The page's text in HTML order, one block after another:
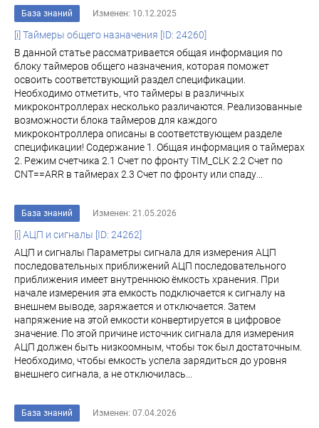
База знаний Изменен: 10.12.2025
[i] Таймеры общего назначения [ID: 24260]
В данной статье рассматривается общая информация по
блоку таймеров общего назначения, которая поможет
освоить соответствующий раздел спецификации.
Необходимо отметить, что таймеры в различных
микроконтроллерах несколько различаются. Реализованные
возможности блока таймеров для каждого
микроконтроллера описаны в соответствующем разделе
спецификации! Содержание 1. Общая информация о таймерах
2. Режим счетчика 2.1 Счет по фронту TIM_CLK 2.2 Счет по
CNT==ARR в таймерах 2.3 Счет по фронту или спаду...
База знаний Изменен: 21.05.2026
[i] АЦП и сигналы [ID: 24262]
АЦП и сигналы Параметры сигнала для измерения АЦП
последовательных приближений АЦП последовательного
приближения имеет внутреннюю ёмкость хранения. При
начале измерения эта емкость подключается к сигналу на
внешнем выводе, заряжается и отключается. Затем
напряжение на этой емкости конвертируется в цифровое
значение. По этой причине источник сигнала для измерения
АЦП должен быть низкоомным, чтобы ток был достаточным.
Необходимо, чтобы емкость успела зарядиться до уровня
внешнего сигнала, а не отключилась...
База знаний Изменен: 07.04.2026